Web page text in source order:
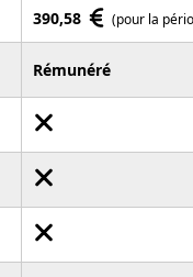
390,58 (pour la
Rémunéré